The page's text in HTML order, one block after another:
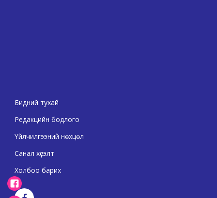
Бидний тухай
Редакцийн бодлого
Үйлчилгээний нөхцөл
Санал хүсэлт
Холбоо барих